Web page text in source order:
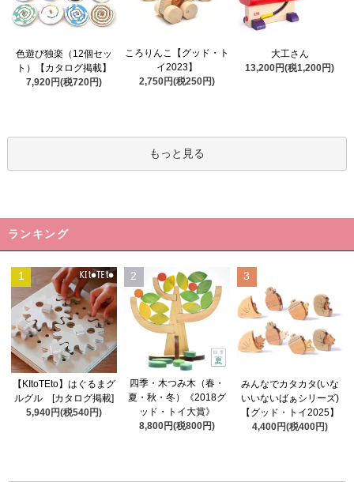
色遊び独楽（12個セッ
ト）【カタログ掲載】
7,920円(税720円)
ころりんこ【グッド・ト
イ2023】
2,750円(税250円)
大工さん
13,200円(税1,200円)
もっと見る
ランキング
1
【KItoTEto】はぐるまグ
ルグル [カタログ掲載]
5,940円(税540円)
2
四季・木つみ木（春・
夏・秋・冬）《2018グ
ッド・トイ大賞》
8,800円(税800円)
3
みんなでカタカタ(いな
いいないばぁシリーズ)
【グッド・トイ2025】
4,400円(税400円)